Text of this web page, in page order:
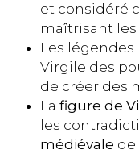
et considéré
maîtrisant les
Les
Virgile des
de créer des
La figure de
les
médiévale de